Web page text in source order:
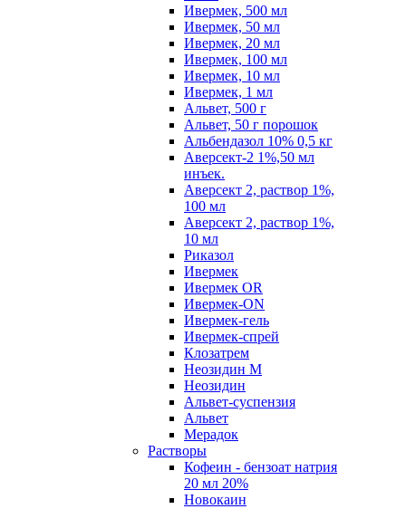
Ивермек, 500 мл
Ивермек, 50 мл
Ивермек, 20 мл
Ивермек, 100 мл
Ивермек, 10 мл
Ивермек, 1 мл
Альвет, 500 г
Альвет, 50 г порошок
Альбендазол 10% 0,5 кг
Аверсект-2 1%,50 мл
инъек.
Аверсект 2, раствор 1%,
100 мл
Аверсект 2, раствор 1%,
10 мл
Риказол
Ивермек
Ивермек OR
Ивермек-ON
Ивермек-гель
Ивермек-спрей
Клозатрем
Неозидин М
Неозидин
Альвет-суспензия
Альвет
Мерадок
Растворы
Кофеин - бензоат натрия
20 мл 20%
Новокаин